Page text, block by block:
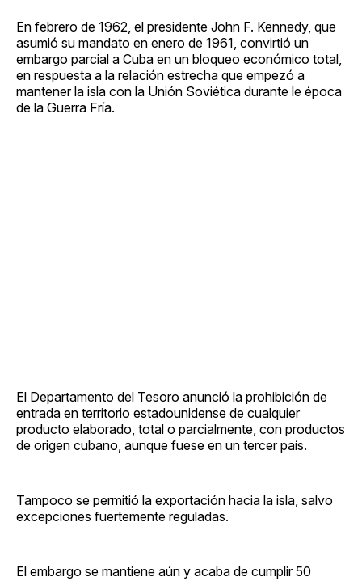
En febrero de 1962, el presidente John F. Kennedy, que
asumió su mandato en enero de 1961, convirtió un
embargo parcial a Cuba en un bloqueo económico total,
en respuesta a la relación estrecha que empezó a
mantener la isla con la Unión Soviética durante le época
de la Guerra Fría.
El Departamento del Tesoro anunció la prohibición de
entrada en territorio estadounidense de cualquier
producto elaborado, total o parcialmente, con productos
de origen cubano, aunque fuese en un tercer país.
Tampoco se permitió la exportación hacia la isla, salvo
excepciones fuertemente reguladas.
El embargo se mantiene aún y acaba de cumplir 50